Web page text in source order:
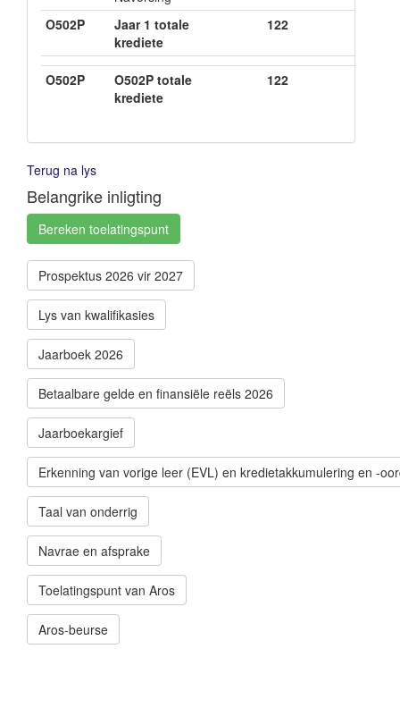
O502P
Jaar 1 totale
krediete
122
O502P
O502P totale
krediete
122
Terug na lys
Belangrike inligting
Bereken toelatingspunt
Prospektus 2026 vir 2027
Lys van kwalifikasies
Jaarboek 2026
Betaalbare gelde en finansiële reëls 2026
Jaarboekargief
Erkenning van vorige leer (EVL) en kredietakkumulering en -
Taal van onderrig
Navrae en afsprake
Toelatingspunt van Aros
Aros-beurse